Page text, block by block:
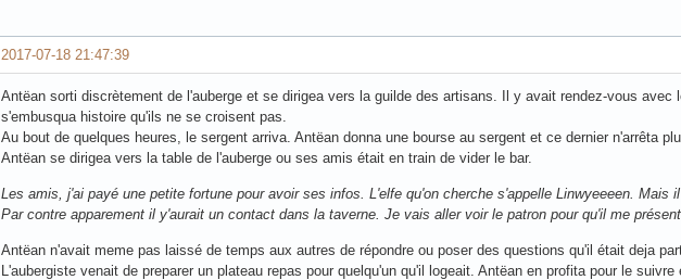
2017-07-18 21:47:39
Antëan sorti discrètement de l'auberge et se dirigea vers la guilde des artisans. Il y avait rendez-vous
s'embusqua histoire qu'ils ne se croisent pas.
Au bout de quelques heures, le sergent arriva. Antëan donna une bourse au sergent et ce dernier n'arrêta
Antëan se dirigea vers la table de l'auberge ou ses amis était en train de vider le bar.
Les amis, j'ai payé une petite fortune pour avoir ses infos. L'elfe qu'on cherche s'appelle Linwyeeeen. Mais
Par contre apparement il y'aurait un contact dans la taverne. Je vais aller voir le patron pour qu'il me
Antëan n'avait meme pas laissé de temps aux autres de répondre ou poser des questions qu'il était deja
L'aubergiste venait de preparer un plateau repas pour quelqu'un qu'il logeait. Antëan en profita pour le